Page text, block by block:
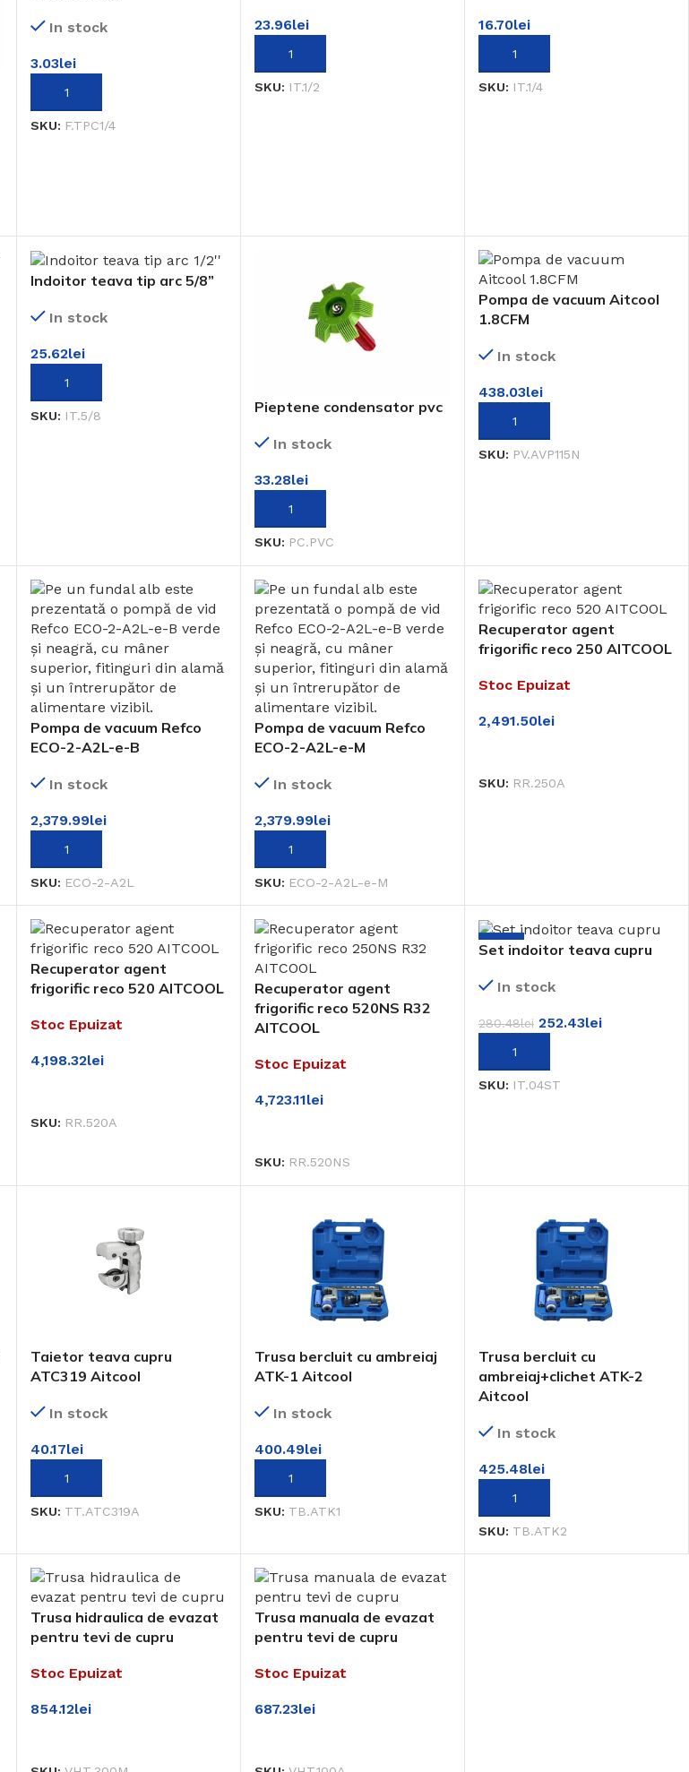
In stock
3.03lei
ADAUGĂ ÎN COȘ
SKU: F.TPC1/4
23.96lei
ADAUGĂ ÎN COȘ
SKU: IT.1/2
16.70lei
ADAUGĂ ÎN COȘ
SKU: IT.1/4
Indoitor teava tip arc 5/8”
In stock
25.62lei
ADAUGĂ ÎN COȘ
SKU: IT.5/8
Pieptene condensator pvc
In stock
33.28lei
ADAUGĂ ÎN COȘ
SKU: PC.PVC
Pompa de vacuum Aitcool
1.8CFM
In stock
438.03lei
ADAUGĂ ÎN COȘ
SKU: PV.AVP115N
Pompa de vacuum Refco
ECO-2-A2L-e-B
In stock
2,379.99lei
ADAUGĂ ÎN COȘ
SKU: ECO-2-A2L
Pompa de vacuum Refco
ECO-2-A2L-e-M
In stock
2,379.99lei
ADAUGĂ ÎN COȘ
SKU: ECO-2-A2L-e-M
Recuperator agent
frigorific reco 250 AITCOOL
Stoc Epuizat
2,491.50lei
SKU: RR.250A
Recuperator agent
frigorific reco 520 AITCOOL
Stoc Epuizat
4,198.32lei
SKU: RR.520A
Recuperator agent
frigorific reco 520NS R32
AITCOOL
Stoc Epuizat
4,723.11lei
SKU: RR.520NS
-10%
Set indoitor teava cupru
In stock
280.48lei 252.43lei
ADAUGĂ ÎN COȘ
SKU: IT.04ST
Taietor teava cupru
ATC319 Aitcool
In stock
40.17lei
ADAUGĂ ÎN COȘ
SKU: TT.ATC319A
Trusa bercluit cu ambreiaj
ATK-1 Aitcool
In stock
400.49lei
ADAUGĂ ÎN COȘ
SKU: TB.ATK1
Trusa bercluit cu
ambreiaj+clichet ATK-2
Aitcool
In stock
425.48lei
ADAUGĂ ÎN COȘ
SKU: TB.ATK2
Trusa hidraulica de evazat
pentru tevi de cupru
Stoc Epuizat
854.12lei
Trusa manuala de evazat
pentru tevi de cupru
Stoc Epuizat
687.23lei